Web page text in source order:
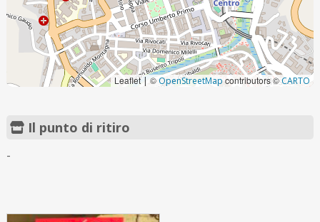
Leaflet| ©OpenStreetMap contributors ©CARTO
Il punto di ritiro
-